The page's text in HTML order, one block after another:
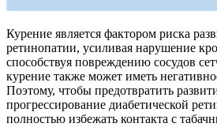
Курение является фактором риска
ретинопатии, усиливая нарушение
способствуя повреждению сосудов
курение также может иметь
Поэтому, чтобы предотвратить
прогрессирование диабетической
полностью избежать контакта с